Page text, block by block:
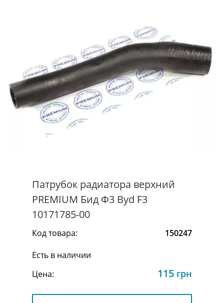
Патрубок радиатора верхний
PREMIUM Бид Ф3 Byd F3
10171785-00
Код товара:
150247
Есть в наличии
Цена:
115 грн